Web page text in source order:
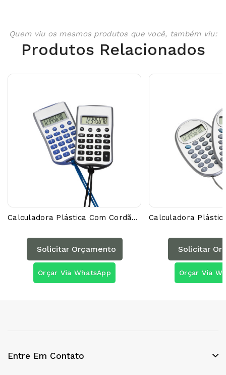
Quem viu os mesmos produtos que você, também viu:
Produtos Relacionados
Calculadora Plástica Com Cordão 01648AG
Solicitar Orçamento
Orçar Via WhatsApp
Solicitar
Orçar Via
Entre Em Contato